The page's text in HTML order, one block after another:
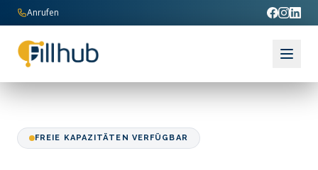
Zum Inhalt springen
Anrufen
FREIE KAPAZITÄTEN VERFÜGBAR